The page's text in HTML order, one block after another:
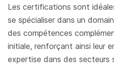
Les certifications sont
se spécialiser dans un
des compétences
initiale, renforçant ainsi leur
expertise dans des secteurs